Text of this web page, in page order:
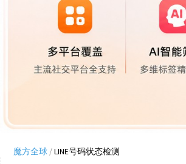
魔方全球/LINE号码状态检测